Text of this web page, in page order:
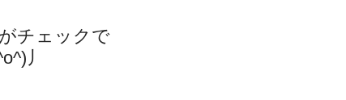
チェックで
丿